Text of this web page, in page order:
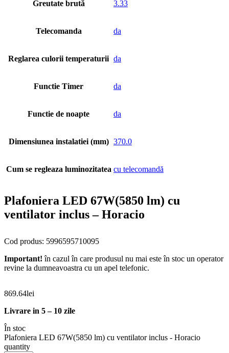
Greutate brută 3.33
Telecomanda da
Reglarea culorii temperaturii da
Functie Timer da
Functie de noapte da
Dimensiunea instalatiei (mm) 370.0
Cum se regleaza luminozitatea cu telecomandă
Plafoniera LED 67W(5850 lm) cu
ventilator inclus – Horacio
Cod produs: 5996595710095
Important! în cazul în care produsul nu mai este în stoc un operator
revine la dumneavoastra cu un apel telefonic.
869.64lei
Livrare in 5 – 10 zile
În stoc
Plafoniera LED 67W(5850 lm) cu ventilator inclus - Horacio
quantity